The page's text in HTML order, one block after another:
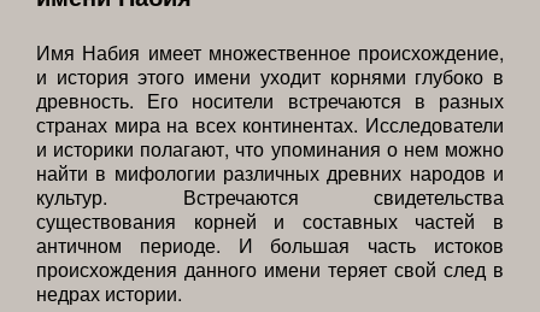
Имя Набия имеет множественное происхождение,
и история этого имени уходит корнями глубоко в
древность. Его носители встречаются в разных
странах мира на всех континентах. Исследователи
и историки полагают, что упоминания о нем можно
найти в мифологии различных древних народов и
культур. Встречаются свидетельства
существования корней и составных частей в
античном периоде. И большая часть истоков
происхождения данного имени теряет свой след в
недрах истории.